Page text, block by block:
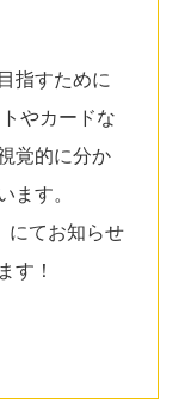
指すために
やカードな
覚的に分か
ます。
にてお知らせ
す！